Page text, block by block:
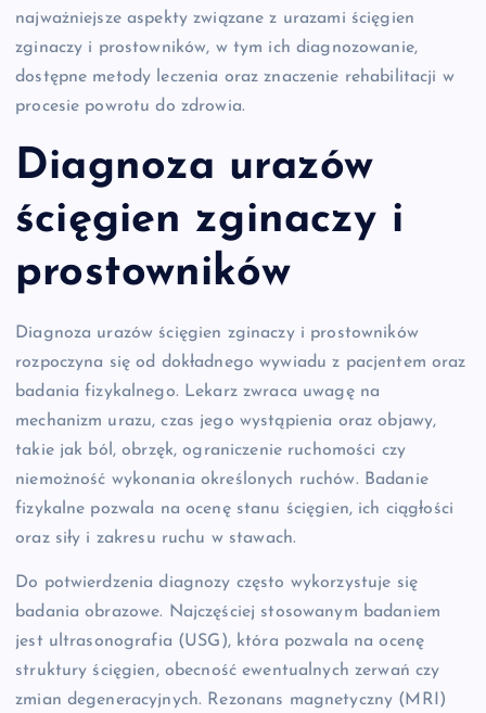
najważniejsze aspekty związane z urazami ścięgien
zginaczy i prostowników, w tym ich diagnozowanie,
dostępne metody leczenia oraz znaczenie rehabilitacji w
procesie powrotu do zdrowia.
Diagnoza urazów
ścięgien zginaczy i
prostowników
Diagnoza urazów ścięgien zginaczy i prostowników
rozpoczyna się od dokładnego wywiadu z pacjentem oraz
badania fizykalnego. Lekarz zwraca uwagę na
mechanizm urazu, czas jego wystąpienia oraz objawy,
takie jak ból, obrzęk, ograniczenie ruchomości czy
niemożność wykonania określonych ruchów. Badanie
fizykalne pozwala na ocenę stanu ścięgien, ich ciągłości
oraz siły i zakresu ruchu w stawach.
Do potwierdzenia diagnozy często wykorzystuje się
badania obrazowe. Najczęściej stosowanym badaniem
jest ultrasonografia (USG), która pozwala na ocenę
struktury ścięgien, obecność ewentualnych zerwań czy
zmian degeneracyjnych. Rezonans magnetyczny (MRI)